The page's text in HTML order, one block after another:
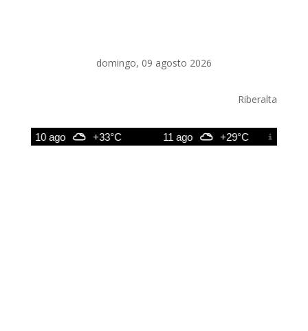
domingo, 09 agosto 2026
Riberalta
10 ago +33°C 11 ago +29°C